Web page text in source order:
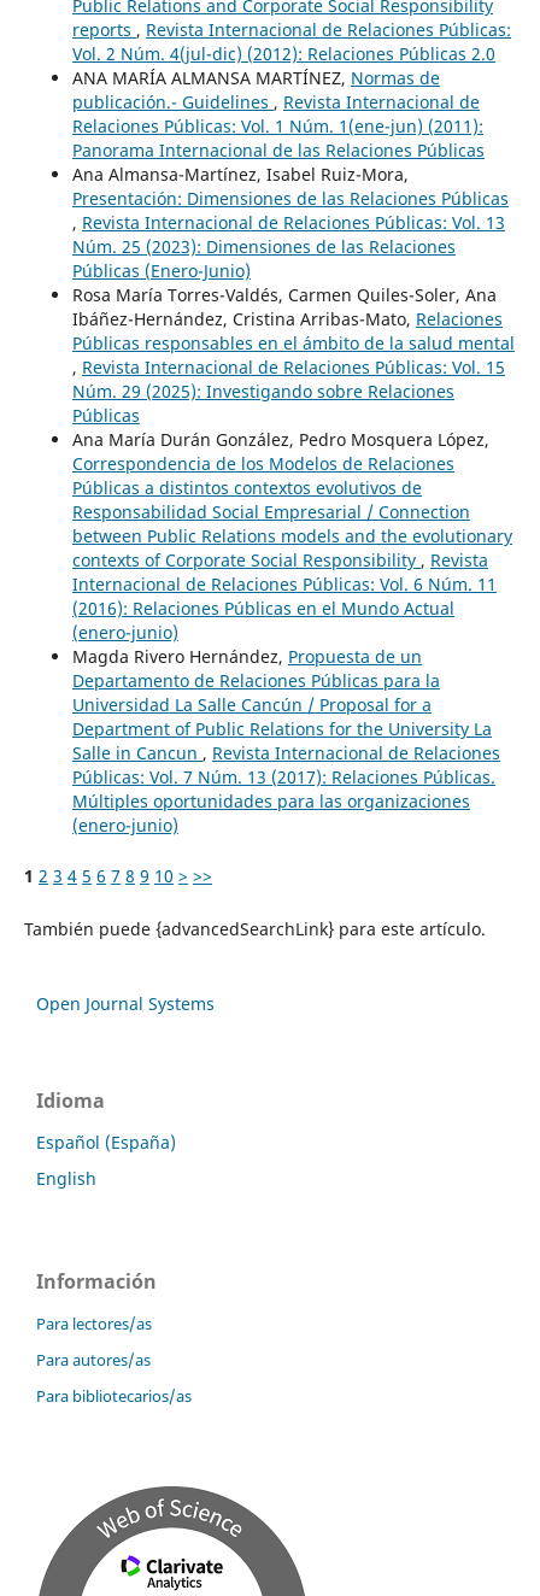
Public Relations and Corporate Social Responsibility
reports , Revista Internacional de Relaciones Públicas:
Vol. 2 Núm. 4(jul-dic) (2012): Relaciones Públicas 2.0
ANA MARÍA ALMANSA MARTÍNEZ, Normas de
publicación.- Guidelines , Revista Internacional de
Relaciones Públicas: Vol. 1 Núm. 1(ene-jun) (2011):
Panorama Internacional de las Relaciones Públicas
Ana Almansa-Martínez, Isabel Ruiz-Mora,
Presentación: Dimensiones de las Relaciones Públicas
, Revista Internacional de Relaciones Públicas: Vol. 13
Núm. 25 (2023): Dimensiones de las Relaciones
Públicas (Enero-Junio)
Rosa María Torres-Valdés, Carmen Quiles-Soler, Ana
Ibáñez-Hernández, Cristina Arribas-Mato, Relaciones
Públicas responsables en el ámbito de la salud mental
, Revista Internacional de Relaciones Públicas: Vol. 15
Núm. 29 (2025): Investigando sobre Relaciones
Públicas
Ana María Durán González, Pedro Mosquera López,
Correspondencia de los Modelos de Relaciones
Públicas a distintos contextos evolutivos de
Responsabilidad Social Empresarial / Connection
between Public Relations models and the evolutionary
contexts of Corporate Social Responsibility , Revista
Internacional de Relaciones Públicas: Vol. 6 Núm. 11
(2016): Relaciones Públicas en el Mundo Actual
(enero-junio)
Magda Rivero Hernández, Propuesta de un
Departamento de Relaciones Públicas para la
Universidad La Salle Cancún / Proposal for a
Department of Public Relations for the University La
Salle in Cancun , Revista Internacional de Relaciones
Públicas: Vol. 7 Núm. 13 (2017): Relaciones Públicas.
Múltiples oportunidades para las organizaciones
(enero-junio)
1 2 3 4 5 6 7 8 9 10 > >>
También puede {advancedSearchLink} para este artículo.
Open Journal Systems
Idioma
Español (España)
English
Información
Para lectores/as
Para autores/as
Para bibliotecarios/as